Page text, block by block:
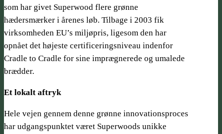
som har givet Superwood flere grønne
hædersmærker i årenes løb. Tilbage­ i 2003 fik
virksomheden EU’s miljøpris, ligesom den har
opnået det højeste certificeringsniveau indenfor
Cradle to Cradle for sine imprægnerede og umalede
brædder.
Et lokalt aftryk
Hele vejen gennem denne grønne innovationsproces
har udgangspunktet været Superwoods unikke